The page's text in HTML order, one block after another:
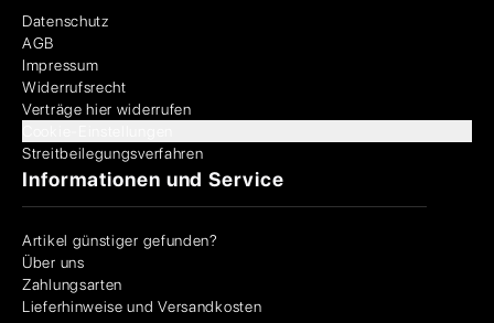
Datenschutz
AGB
Impressum
Widerrufsrecht
Verträge hier widerrufen
Streitbeilegungsverfahren
Informationen und Service
Artikel günstiger gefunden?
Über uns
Zahlungsarten
Lieferhinweise und Versandkosten